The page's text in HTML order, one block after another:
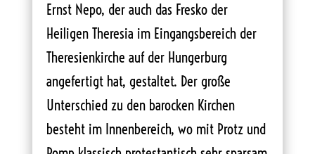
Ernst Nepo, der auch das Fresko der
Heiligen Theresia im Eingangsbereich der
Theresienkirche auf der Hungerburg
angefertigt hat, gestaltet. Der große
Unterschied zu den barocken Kirchen
besteht im Innenbereich, wo mit Protz und